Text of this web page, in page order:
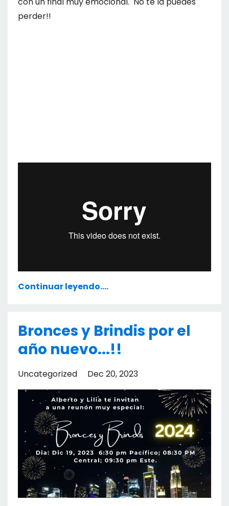
perder!!
Continuar leyendo....
Bronces y Brindis por el
año nuevo...!!
Uncategorized Dec 20, 2023